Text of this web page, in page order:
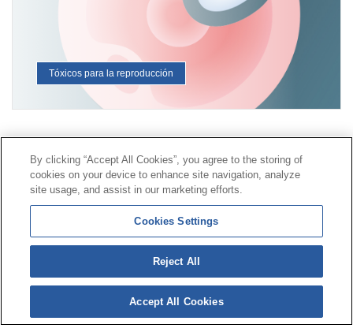
Tóxicos para la reproducción
Línea Universal 900 203 203|Zona Privada Comisión de
Prestaciones Especiales|Zona Privada Proveedor
Sanitario
© Mutua Universal 2026 | Mapa del sitio | Aviso legal
Política de Protección de Datos
cookies
Síguenos en:
By clicking “Accept All Cookies”, you agree to the storing of
cookies on your device to enhance site navigation, analyze
site usage, and assist in our marketing efforts.
Cookies Settings
Reject All
Accept All Cookies